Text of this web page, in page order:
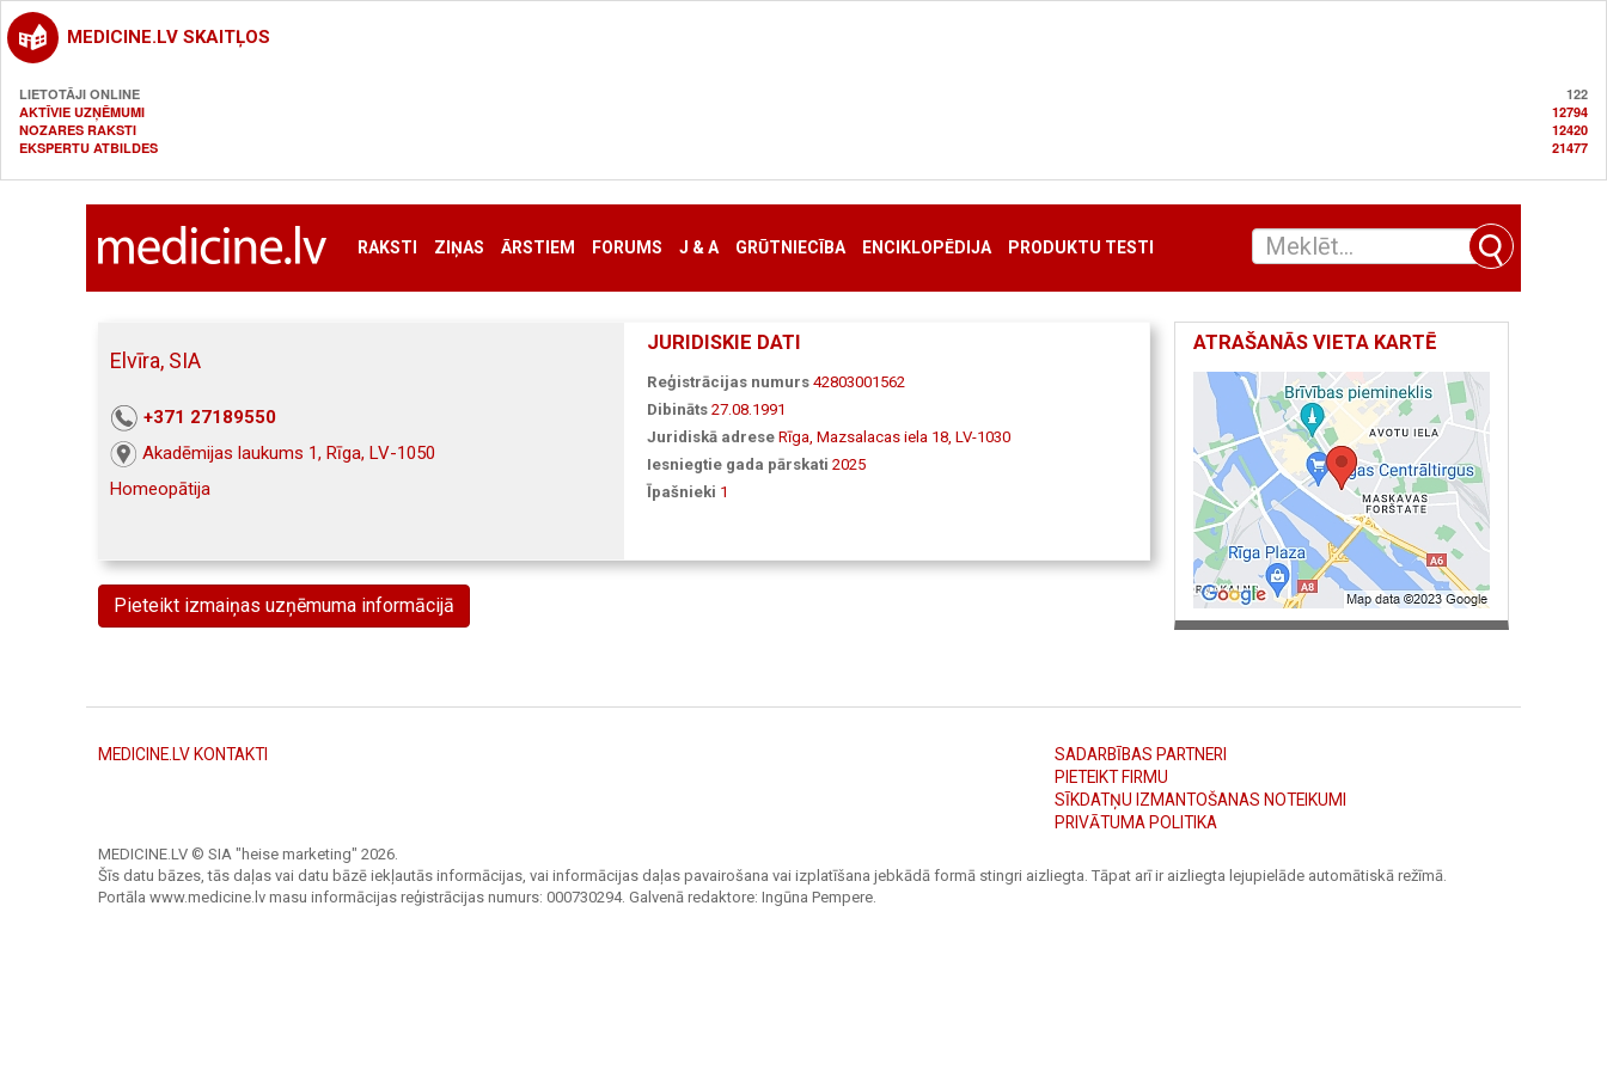
MEDICINE.LV SKAITĻOS
LIETOTĀJI ONLINE
122
AKTĪVIE UZŅĒMUMI
12794
NOZARES RAKSTI
12420
EKSPERTU ATBILDES
21477
RAKSTI ZIŅAS ĀRSTIEM FORUMS J & A GRŪTNIECĪBA ENCIKLOPĒDIJA PRODUKTU TESTI
Elvīra, SIA
+371 27189550
Akadēmijas laukums 1, Rīga, LV-1050
Homeopātija
JURIDISKIE DATI
Reģistrācijas numurs 42803001562
Dibināts 27.08.1991
Juridiskā adrese Rīga, Mazsalacas iela 18, LV-1030
Iesniegtie gada pārskati 2025
Īpašnieki 1
Pieteikt izmaiņas uzņēmuma informācijā
ATRAŠANĀS VIETA KARTĒ
MEDICINE.LV KONTAKTI
SADARBĪBAS PARTNERI
PIETEIKT FIRMU
SĪKDATŅU IZMANTOŠANAS NOTEIKUMI
PRIVĀTUMA POLITIKA
MEDICINE.LV © SIA "heise marketing" 2026.
Šīs datu bāzes, tās daļas vai datu bāzē iekļautās informācijas, vai informācijas daļas pavairošana vai izplatīšana jebkādā formā stingri aizliegta. Tāpat arī ir aizliegta lejupielāde automātiskā režīmā.
Portāla www.medicine.lv masu informācijas reģistrācijas numurs: 000730294. Galvenā redaktore: Ingūna Pempere.